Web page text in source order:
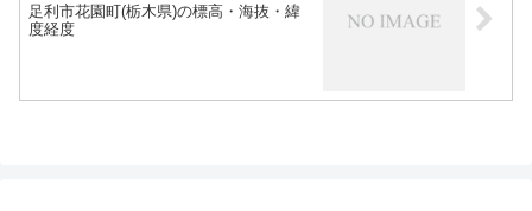
足利市花園町(栃木県)の標高・海抜・緯
度経度